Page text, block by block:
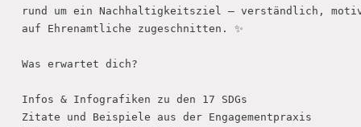
rund um ein Nachhaltigkeitsziel – verständlich,
auf Ehrenamtliche zugeschnitten. ✨
Was erwartet dich?
Infos & Infografiken zu den 17 SDGs
Zitate und Beispiele aus der Engagementpraxis